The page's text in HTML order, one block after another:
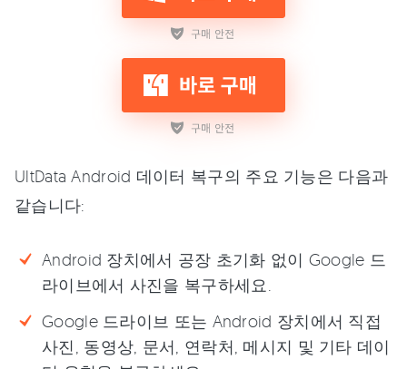
UltData Android 데이터 복구의 주요 기능은 다음과
같습니다:
Android 장치에서 공장 초기화 없이 Google 드
라이브에서 사진을 복구하세요.
Google 드라이브 또는 Android 장치에서 직접
사진, 동영상, 문서, 연락처, 메시지 및 기타 데이